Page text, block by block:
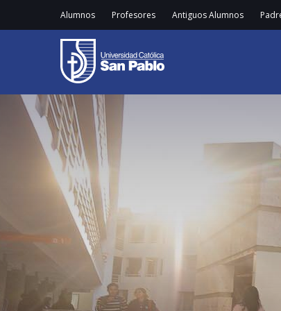
Alumnos Profesores Antiguos Alumnos